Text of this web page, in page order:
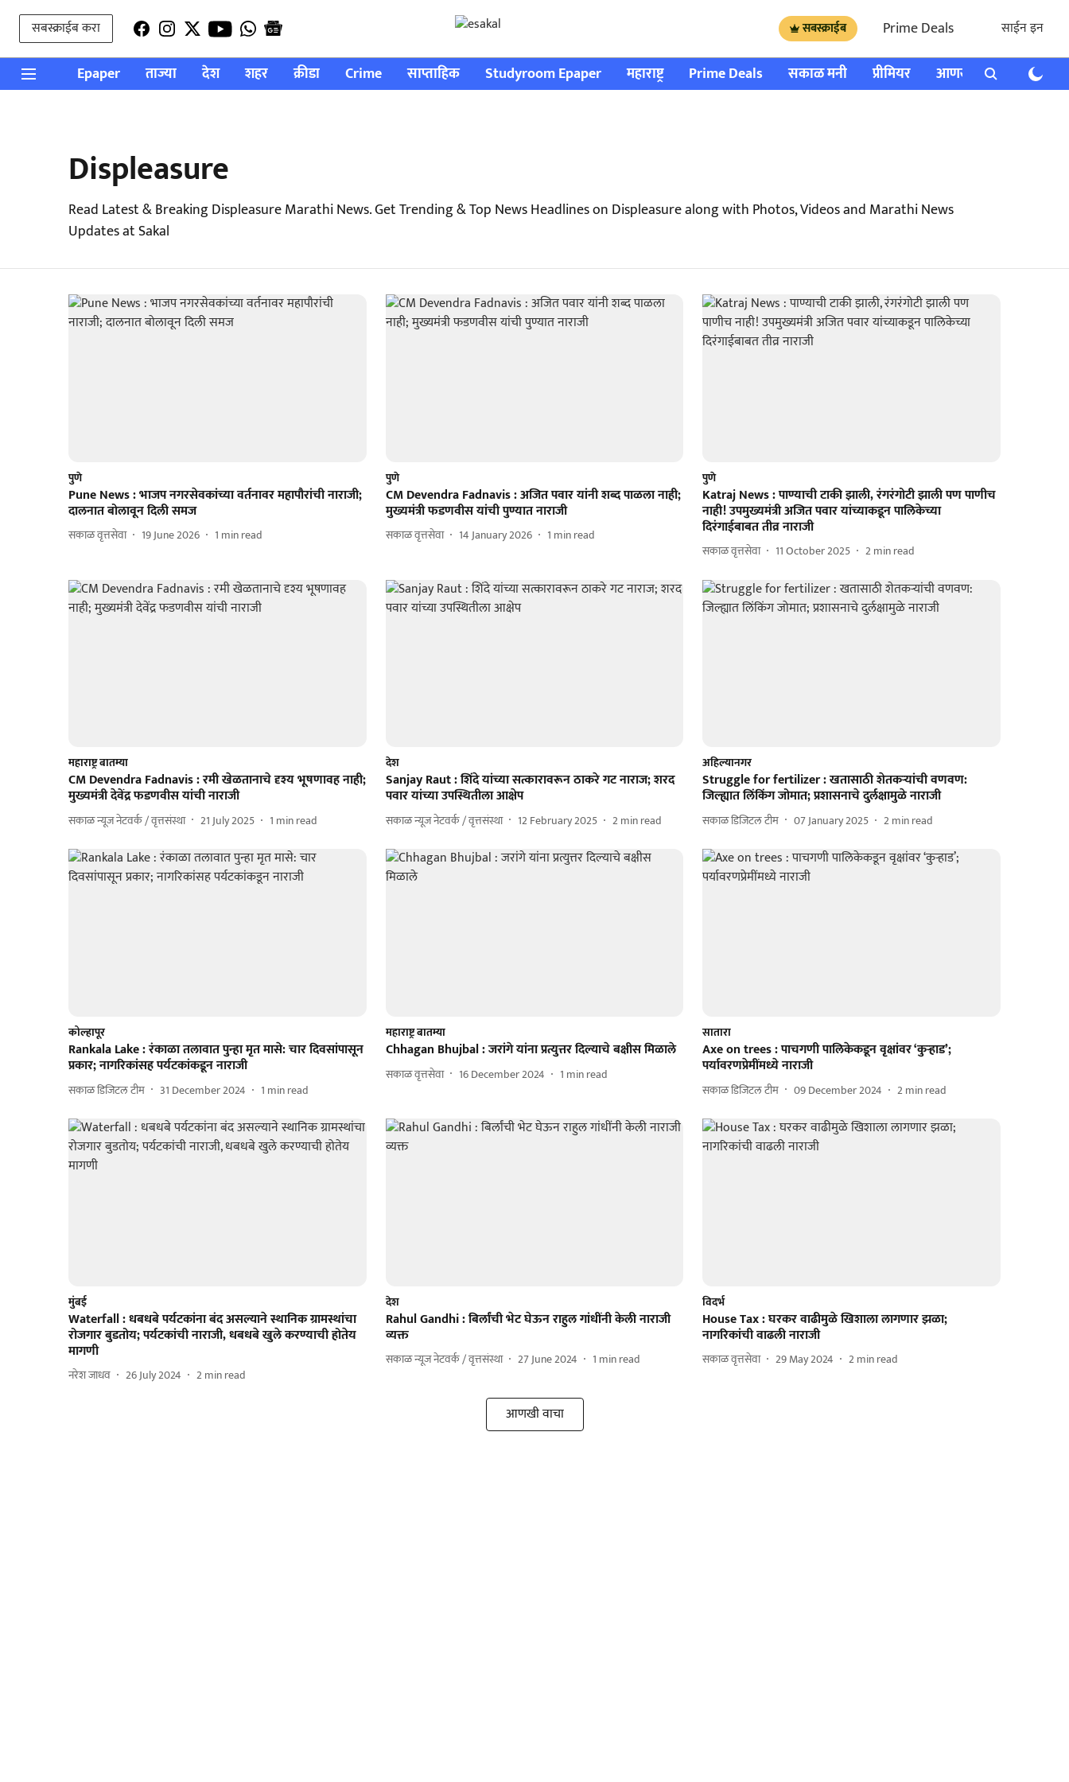
सबस्क्राईब करा सबस्क्राईब Prime Deals साईन इन
Epaper ताज्या देश शहर क्रीडा Crime साप्ताहिक Studyroom Epaper महाराष्ट्र Prime Deals सकाळ मनी प्रीमियर आणखी राशी भविष्य
Displeasure
Read Latest & Breaking Displeasure Marathi News. Get Trending & Top News Headlines on Displeasure along with Photos, Videos and Marathi News
Updates at Sakal
पुणे
Pune News : भाजप नगरसेवकांच्या वर्तनावर महापौरांची नाराजी;
दालनात बोलावून दिली समज
सकाळ वृत्तसेवा 19 June 2026 1 min read
पुणे
CM Devendra Fadnavis : अजित पवार यांनी शब्द पाळला नाही;
मुख्यमंत्री फडणवीस यांची पुण्यात नाराजी
सकाळ वृत्तसेवा 14 January 2026 1 min read
पुणे
Katraj News : पाण्याची टाकी झाली, रंगरंगोटी झाली पण पाणीच
नाही! उपमुख्यमंत्री अजित पवार यांच्याकडून पालिकेच्या
दिरंगाईबाबत तीव्र नाराजी
सकाळ वृत्तसेवा 11 October 2025 2min read
महाराष्ट्र बातम्या
CM Devendra Fadnavis : रमी खेळतानाचे दृश्य भूषणावह नाही;
मुख्यमंत्री देवेंद्र फडणवीस यांची नाराजी
सकाळ न्यूज नेटवर्क / वृत्तसंस्था 21 July 2025 1 min read
देश
Sanjay Raut : शिंदे यांच्या सत्कारावरून ठाकरे गट नाराज; शरद
पवार यांच्या उपस्थितीला आक्षेप
सकाळ न्यूज नेटवर्क / वृत्तसंस्था 12 February 2025 2min read
अहिल्यानगर
Struggle for fertilizer : खतासाठी शेतकऱ्यांची वणवण:
जिल्ह्यात लिंकिंग जोमात; प्रशासनाचे दुर्लक्षामुळे नाराजी
सकाळ डिजिटल टीम 07 January 2025 2min read
कोल्हापूर
Rankala Lake : रंकाळा तलावात पुन्हा मृत मासे: चार दिवसांपासून
प्रकार; नागरिकांसह पर्यटकांकडून नाराजी
सकाळ डिजिटल टीम 31 December 2024 1 min read
महाराष्ट्र बातम्या
Chhagan Bhujbal : जरांगे यांना प्रत्युत्तर दिल्याचे बक्षीस मिळाले
सकाळ वृत्तसेवा 16 December 2024 1 min read
सातारा
Axe on trees : पाचगणी पालिकेकडून वृक्षांवर ‘कुऱ्हाड’;
पर्यावरणप्रेमींमध्ये नाराजी
सकाळ डिजिटल टीम 09 December 2024 2min read
मुंबई
Waterfall : धबधबे पर्यटकांना बंद असल्याने स्थानिक ग्रामस्थांचा
रोजगार बुडतोय; पर्यटकांची नाराजी, धबधबे खुले करण्याची होतेय
मागणी
नरेश जाधव 26 July 2024 2min read
देश
Rahul Gandhi : बिर्लांची भेट घेऊन राहुल गांधींनी केली नाराजी
व्यक्त
सकाळ न्यूज नेटवर्क / वृत्तसंस्था 27 June 2024 1 min read
विदर्भ
House Tax : घरकर वाढीमुळे खिशाला लागणार झळा;
नागरिकांची वाढली नाराजी
सकाळ वृत्तसेवा 29 May 2024 2min read
आणखी वाचा